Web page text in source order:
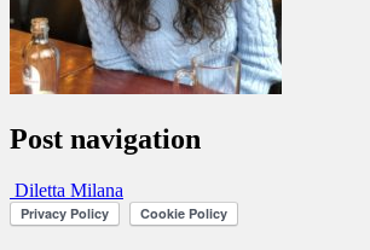
Post navigation
Diletta Milana